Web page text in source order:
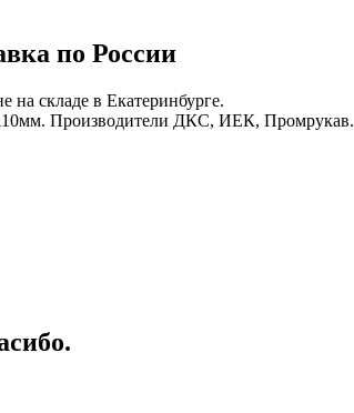
по России
складе в Екатеринбурге.
Производители ДКС, ИЕК, Промрукав.